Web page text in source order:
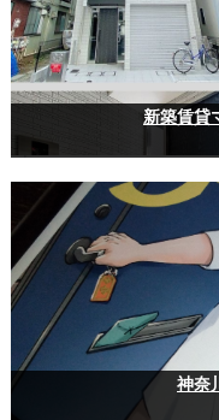
新築賃貸
神奈